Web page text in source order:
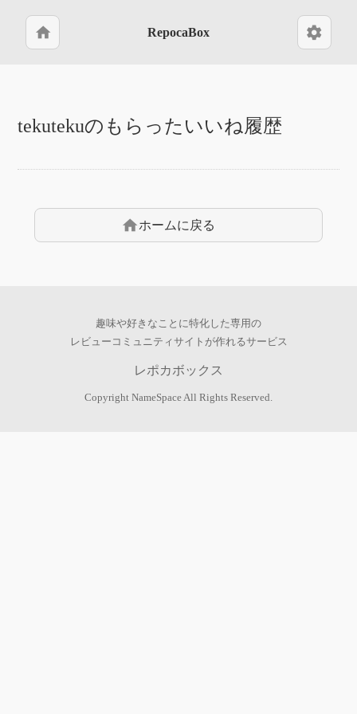
home RepocaBox settings
tekutekuのもらったいいね履歴
homeホームに戻る
趣味や好きなことに特化した専用の
レビューコミュニティサイトが作れるサービス
レポカボックス
Copyright NameSpaceAll Rights Reserved.